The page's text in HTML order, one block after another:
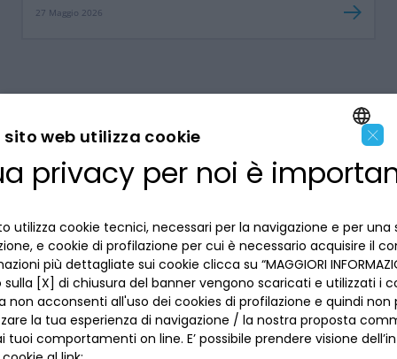
27 Maggio 2026
LA BANCA
Dove siamo
Lavora con noi
Reclami
INFORMAZIONI PER IL CLIENTE
Privacy
La tua scelta sui cookies
Informativa al pubblico
ACCESSIBILITÀ E APP
SEGUICI SUI SOCIAL
ENGLISH
×
sito web utilizza cookie
privacy per noi è
utilizza cookie tecnici, necessari per la navigazione e per una
e cookie di profilazione per cui è necessario acquisire il
più dettagliate sui cookie clicca su “MAGGIORI
[X] di chiusura del banner vengono scaricati e utilizzati i
non acconsenti all'uso dei cookies di profilazione e quindi non
la tua esperienza di navigazione / la nostra proposta
tuoi comportamenti on line. E’ possibile prendere visione